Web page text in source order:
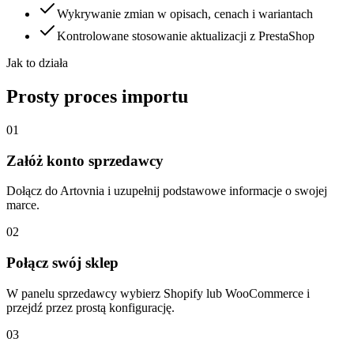
Wykrywanie zmian w opisach, cenach i wariantach
Kontrolowane stosowanie aktualizacji z PrestaShop
Jak to działa
Prosty proces importu
01
Załóż konto sprzedawcy
Dołącz do Artovnia i uzupełnij podstawowe informacje o swojej
marce.
02
Połącz swój sklep
W panelu sprzedawcy wybierz Shopify lub WooCommerce i
przejdź przez prostą konfigurację.
03